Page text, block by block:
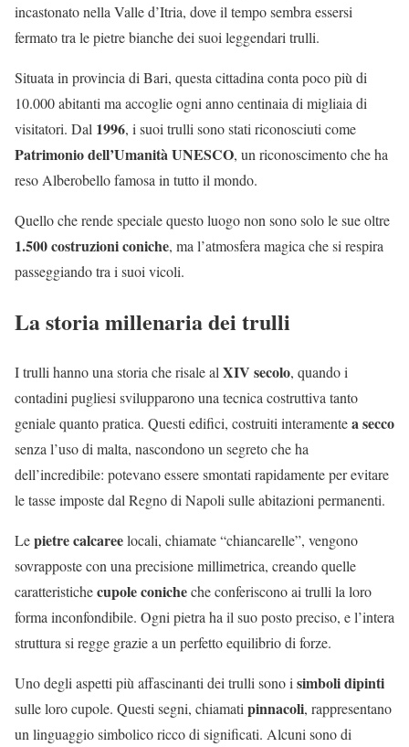
incastonato nella Valle d’Itria, dove il tempo sembra essersi
fermato tra le pietre bianche dei suoi leggendari trulli.
Situata in provincia di Bari, questa cittadina conta poco più di
10.000 abitanti ma accoglie ogni anno centinaia di migliaia di
visitatori. Dal 1996, i suoi trulli sono stati riconosciuti come
Patrimonio dell’Umanità UNESCO, un riconoscimento che ha
reso Alberobello famosa in tutto il mondo.
Quello che rende speciale questo luogo non sono solo le sue oltre
1.500 costruzioni coniche, ma l’atmosfera magica che si respira
passeggiando tra i suoi vicoli.
La storia millenaria dei trulli
I trulli hanno una storia che risale al XIV secolo, quando i
contadini pugliesi svilupparono una tecnica costruttiva tanto
geniale quanto pratica. Questi edifici, costruiti interamentea secco
senza l’uso di malta, nascondono un segreto che ha
dell’incredibile: potevano essere smontati rapidamente per evitare
le tasse imposte dal Regno di Napoli sulle abitazioni permanenti.
Lepietre calcareelocali, chiamate “chiancarelle”, vengono
sovrapposte con una precisione millimetrica, creando quelle
caratteristichecupole conicheche conferiscono ai trulli la loro
forma inconfondibile. Ogni pietra ha il suo posto preciso, e l’intera
struttura si regge grazie a un perfetto equilibrio di forze.
Uno degli aspetti più affascinanti dei trulli sono i simboli dipinti
sulle loro cupole. Questi segni, chiamati pinnacoli, rappresentano
un linguaggio simbolico ricco di significati. Alcuni sono di